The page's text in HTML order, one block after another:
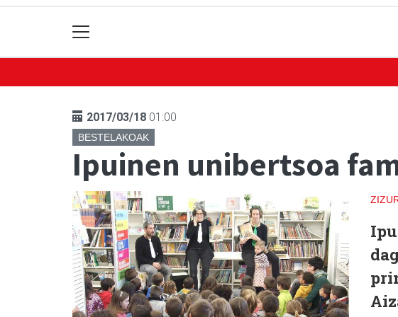
2017/03/18 01:00
BESTELAKOAK
Ipuinen unibertsoa